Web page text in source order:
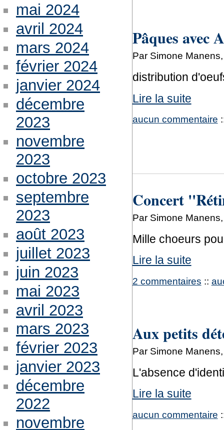
Pâques avec
Par Simone
distribution
Lire la suite
aucun commentaire
Concert
Par Simone
Mille choeurs
Lire la suite
2 commentaires ::
Aux petits
Par Simone
L'absence
Lire la suite
aucun commentaire
mai 2024
avril 2024
mars 2024
février 2024
janvier 2024
décembre
2023
novembre
2023
octobre 2023
septembre
2023
août 2023
juillet 2023
juin 2023
mai 2023
avril 2023
mars 2023
février 2023
janvier 2023
décembre
2022
novembre